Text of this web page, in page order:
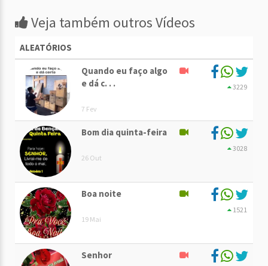
Veja também outros Vídeos
ALEATÓRIOS
Quando eu faço algo
e dá c. . .
7 Fev
3229
Bom dia quinta-feira
26 Out
3028
Boa noite
19 Mai
1521
Senhor